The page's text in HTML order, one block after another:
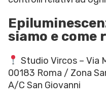
siamo e come
Studio Vircos – Via
00183 Roma / Zona
A/C San Giovanni